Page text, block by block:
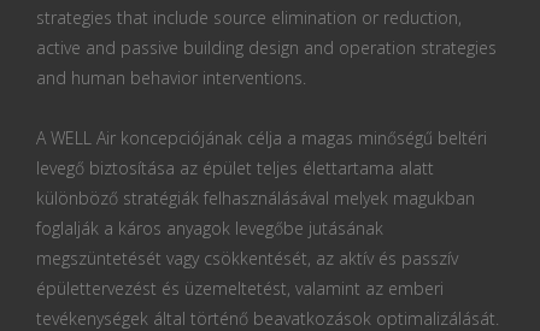
strategies that include source elimination or reduction,
active and passive building design and operation strategies
and human behavior interventions.
A WELL Air koncepciójának célja a magas minőségű beltéri
levegő biztosítása az épület teljes élettartama alatt
különböző stratégiák felhasználásával melyek magukban
foglalják a káros anyagok levegőbe jutásának
megszüntetését vagy csökkentését, az aktív és passzív
épülettervezést és üzemeltetést, valamint az emberi
tevékenységek által történő beavatkozások optimalizálását.